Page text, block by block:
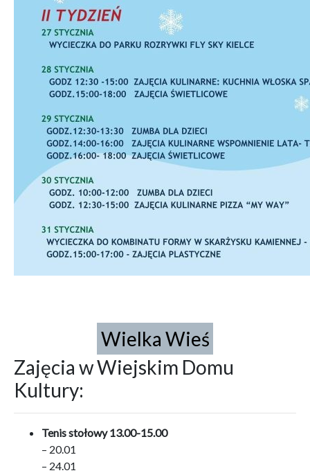
Wielka Wieś
Zajęcia w Wiejskim Domu
Kultury:
Tenis stołowy 13.00-15.00
– 20.01
– 24.01